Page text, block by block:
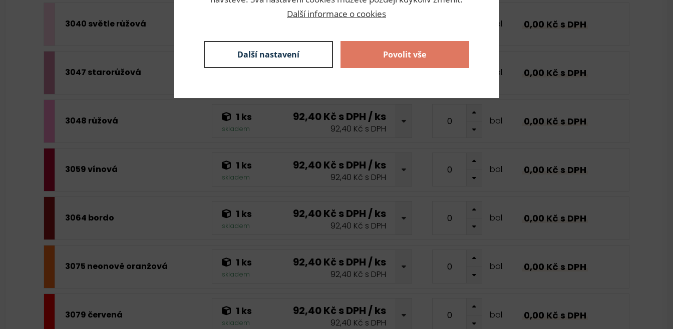
3040 světle růžová 92,40 Kč s DPH / ks bal. 0,00 Kč s DPH
3047 starorůžová 1 ks 92,40 Kč s DPH / ks bal. 0,00 Kč s DPH
3048 růžová 1 ks
skladem
92,40 Kč s DPH / ks
92,40 Kč s DPH
bal. 0,00 Kč s DPH
3059 vínová 1 ks
skladem
92,40 Kč s DPH / ks
92,40 Kč s DPH
bal. 0,00 Kč s DPH
3064 bordo 1 ks
skladem
92,40 Kč s DPH / ks
92,40 Kč s DPH
bal. 0,00 Kč s DPH
3075 neonově oranžová 1 ks
skladem
92,40 Kč s DPH / ks
92,40 Kč s DPH
bal. 0,00 Kč s DPH
3079 červená 1 ks
skladem
92,40 Kč s DPH / ks
92,40 Kč s DPH
bal. 0,00 Kč s DPH
Další informace o cookies
Další nastavení Povolit vše